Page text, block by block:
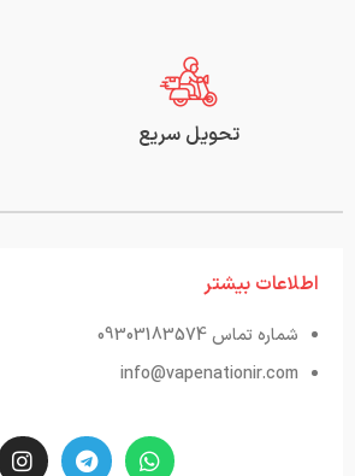
تحویل سریع
اطلاعات بیشتر
شماره تماس 09303183574
info@vapenationir.com